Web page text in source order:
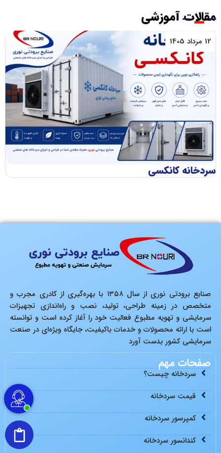
مقالات آموزشی
12 مرداد 1405
سردخانه کانکسی
صنایع برودتی نوری از سال ۱۳۵۸ با بهره‌گیری از کادری مجرب و
متخصص در زمینه طراحی، تولید، نصب و راه‌اندازی تجهیزات
سرمایشی و تهویه مطبوع فعالیت خود را آغاز کرده است و توانسته
است با ارائه محصولات و خدمات باکیفیت، جایگاه ویژه‌ای در صنعت
سرمایشی کشور بدست آورد
صفحات مهم
سردخانه چیست؟
قیمت سردخانه
کمپرسور سردخانه
کندانسور سردخانه